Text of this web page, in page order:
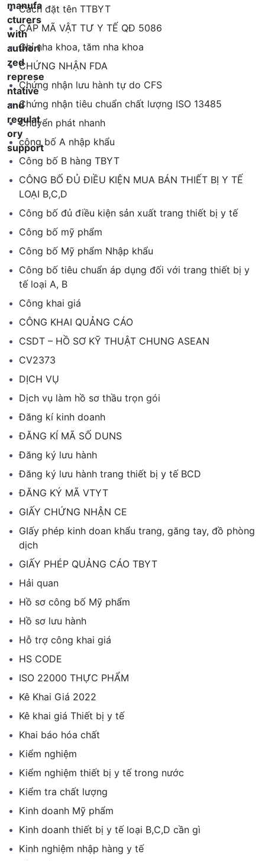
Cách đặt tên TTBYT
CẤP MÃ VẬT TƯ Y TẾ QĐ 5086
Chỉ nha khoa, tăm nha khoa
CHỨNG NHẬN FDA
Chứng nhận lưu hành tự do CFS
Chứng nhận tiêu chuẩn chất lượng ISO 13485
Chuyển phát nhanh
công bố A nhập khẩu
Công bố B hàng TBYT
CÔNG BỐ ĐỦ ĐIỀU KIỆN MUA BÁN THIẾT BỊ Y TẾ
LOẠI B,C,D
Công bố đủ điều kiện sản xuất trang thiết bị y tế
Công bố mỹ phẩm
Công bố Mỹ phẩm Nhập khẩu
Công bố tiêu chuẩn áp dụng đối với trang thiết bị y
tế loại A, B
Công khai giá
CÔNG KHAI QUẢNG CÁO
CSDT – HỒ SƠ KỸ THUẬT CHUNG ASEAN
CV2373
DỊCH VỤ
Dịch vụ làm hồ sơ thầu trọn gói
Đăng kí kinh doanh
ĐĂNG KÍ MÃ SỐ DUNS
Đăng ký lưu hành
Đăng ký lưu hành trang thiết bị y tế BCD
ĐĂNG KÝ MÃ VTYT
GIẤY CHỨNG NHẬN CE
GIấy phép kinh doan khẩu trang, găng tay, đồ phòng
dịch
GIẤY PHÉP QUẢNG CÁO TBYT
Hải quan
Hồ sơ công bố Mỹ phẩm
Hồ sơ lưu hành
Hỗ trợ công khai giá
HS CODE
ISO 22000 THỰC PHẨM
Kê Khai Giá 2022
Kê khai giá Thiết bị y tế
Khai báo hóa chất
Kiểm nghiệm
Kiểm nghiệm thiết bị y tế trong nước
Kiểm tra chất lượng
Kinh doanh Mỹ phẩm
Kinh doanh thiết bị y tế loại B,C,D cần gì
Kinh nghiệm nhập hàng y tế